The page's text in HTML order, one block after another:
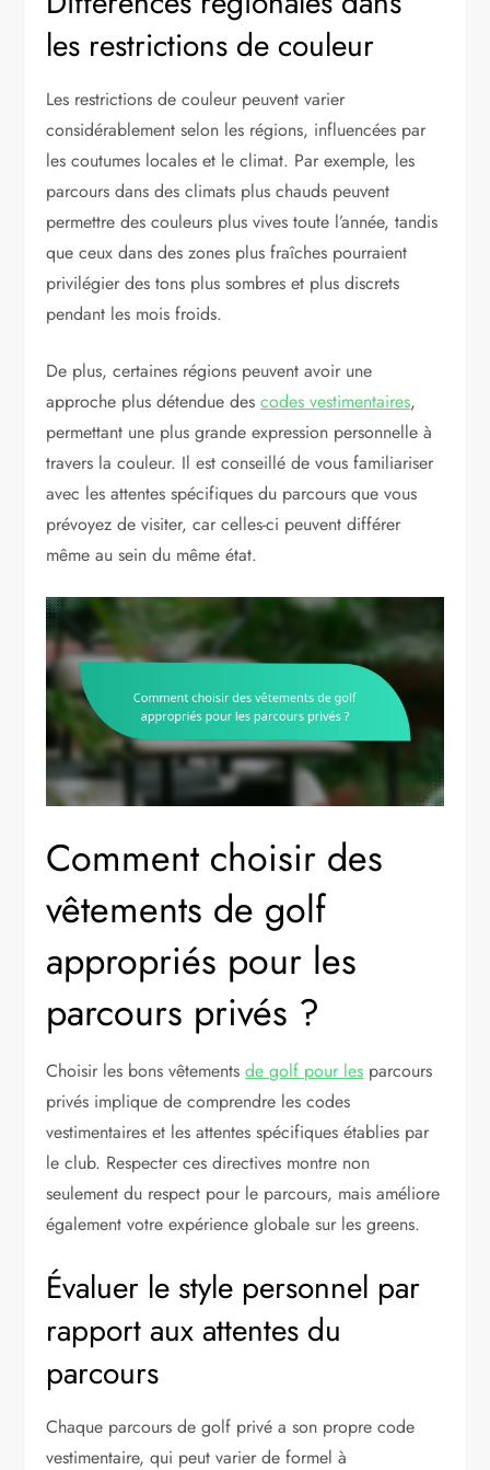
les restrictions de couleur
Les restrictions de couleur peuvent varier
considérablement selon les régions, influencées par
les coutumes locales et le climat. Par exemple, les
parcours dans des climats plus chauds peuvent
permettre des couleurs plus vives toute l’année, tandis
que ceux dans des zones plus fraîches pourraient
privilégier des tons plus sombres et plus discrets
pendant les mois froids.
De plus, certaines régions peuvent avoir une
approche plus détendue descodes vestimentaires,
permettant une plus grande expression personnelle à
travers la couleur. Il est conseillé de vous familiariser
avec les attentes spécifiques du parcours que vous
prévoyez de visiter, car celles-ci peuvent différer
même au sein du même état.
Comment choisir des
vêtements de golf
appropriés pour les
parcours privés ?
Choisir les bons vêtementsde golf pour les parcours
privés implique de comprendre les codes
vestimentaires et les attentes spécifiques établies par
le club. Respecter ces directives montre non
seulement du respect pour le parcours, mais améliore
également votre expérience globale sur les greens.
Évaluer le style personnel par
rapport aux attentes du
parcours
Chaque parcours de golf privé a son propre code
vestimentaire, qui peut varier de formel à